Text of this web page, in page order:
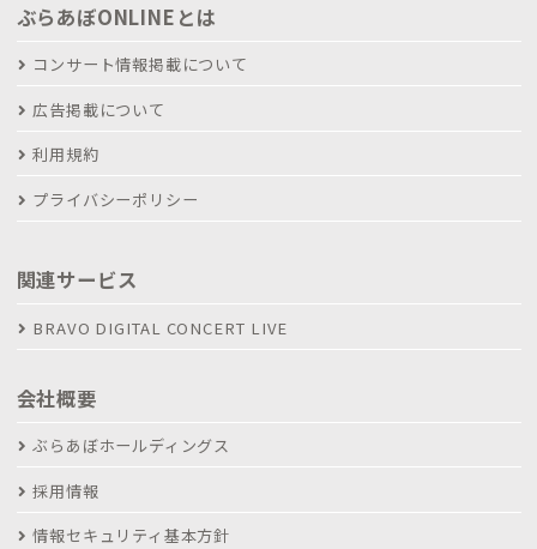
ぶらあぼONLINEとは
コンサート情報掲載について
広告掲載について
利用規約
プライバシーポリシー
関連サービス
BRAVO DIGITAL CONCERT LIVE
会社概要
ぶらあぼホールディングス
採用情報
情報セキュリティ基本方針